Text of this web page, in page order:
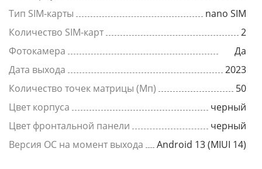
Тип SIM-карты
nano SIM
Количество SIM-карт
2
Фотокамера
Да
Дата выхода
2023
Количество точек матрицы (Мп)
50
Цвет корпуса
черный
Цвет фронтальной панели
черный
Версия ОС на момент выхода
Android 13 (MIUI 14)